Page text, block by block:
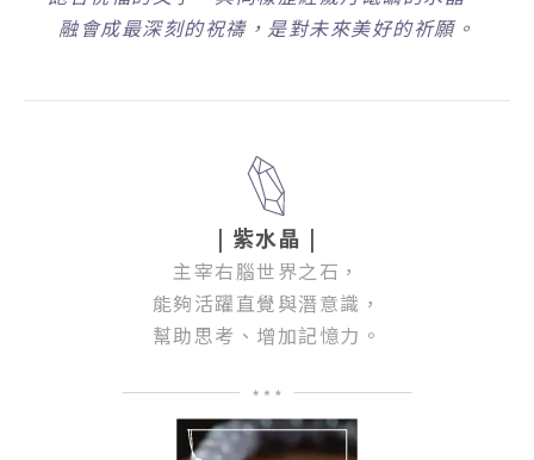
融會成最深刻的祝禱，是對未來美好的祈願。
| 紫水晶 |
主宰右腦世界之石，
能夠活躍直覺與潛意識，
幫助思考、增加記憶力。